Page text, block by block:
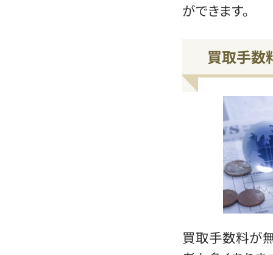
ができます。
買取手数
買取手数料が